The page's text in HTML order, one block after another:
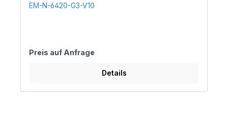
EM-N-6420-G3-V10
Preis auf Anfrage
Details